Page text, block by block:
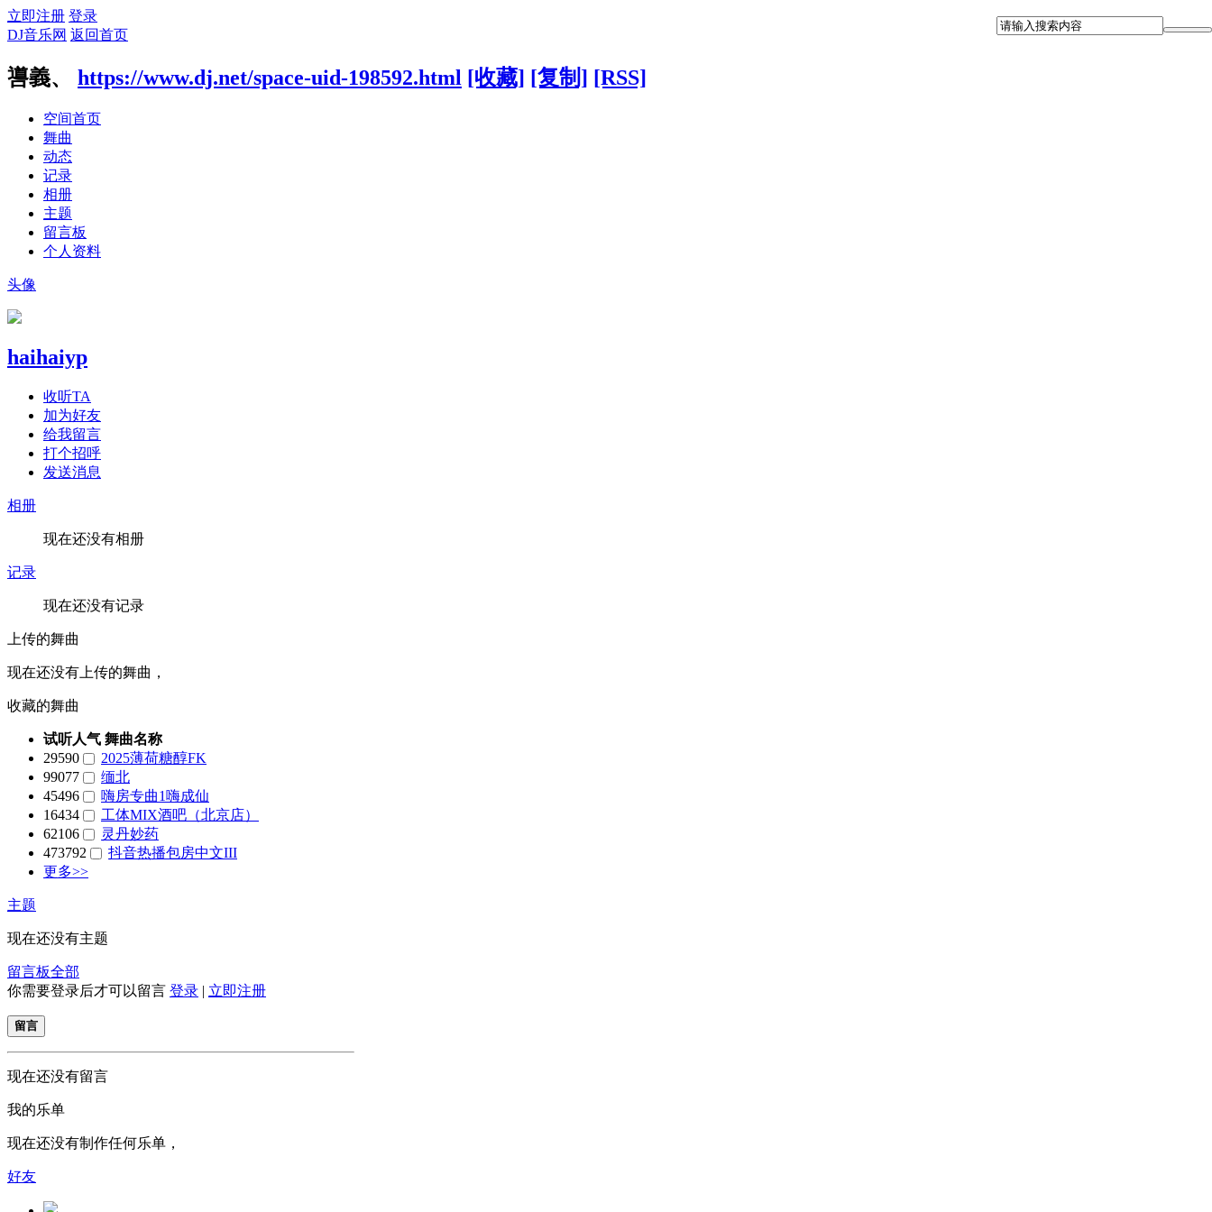
立即注册 登录
DJ音乐网 返回首页
噵義、 https://www.dj.net/space-uid-198592.html [收藏] [复制] [RSS]
空间首页
舞曲
动态
记录
相册
主题
留言板
个人资料
头像
haihaiyp
收听TA
加为好友
给我留言
打个招呼
发送消息
相册
现在还没有相册
记录
现在还没有记录
上传的舞曲
现在还没有上传的舞曲，
收藏的舞曲
试听人气 舞曲名称
29590
2025薄荷糖醇FK
99077
缅北
45496
嗨房专曲1嗨成仙
16434
工体MIX酒吧（北京店）
62106
灵丹妙药
473792
抖音热播包房中文III
更多>>
主题
现在还没有主题
留言板全部
你需要登录后才可以留言 登录 | 立即注册
留言
现在还没有留言
我的乐单
现在还没有制作任何乐单，
好友